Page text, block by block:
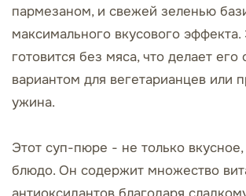
пармезаном, и свежей зеленью
максимального вкусового эффекта.
готовится без мяса, что делает его
вариантом для вегетарианцев или
ужина.
Этот суп-пюре - не только
блюдо. Он содержит множество